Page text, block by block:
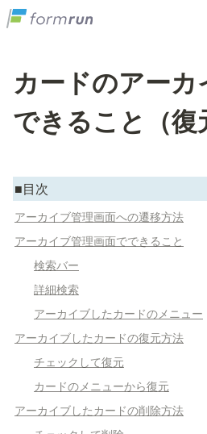
カードのアー
できること（復
■目次
アーカイブ管理画面への遷移方法
アーカイブ管理画面でできること
検索バー
詳細検索
アーカイブしたカードのメニュー
アーカイブしたカードの復元方法
チェックして復元
カードのメニューから復元
アーカイブしたカードの削除方法